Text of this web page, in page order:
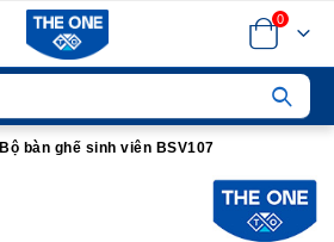
0
Bộ bàn ghế sinh viên BSV107